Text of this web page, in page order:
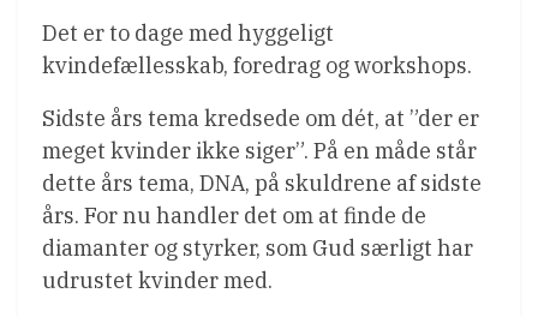
Det er to dage med hyggeligt
kvindefællesskab, foredrag og workshops.
Sidste års tema kredsede om dét, at ”der er
meget kvinder ikke siger”. På en måde står
dette års tema, DNA, på skuldrene af sidste
års. For nu handler det om at finde de
diamanter og styrker, som Gud særligt har
udrustet kvinder med.